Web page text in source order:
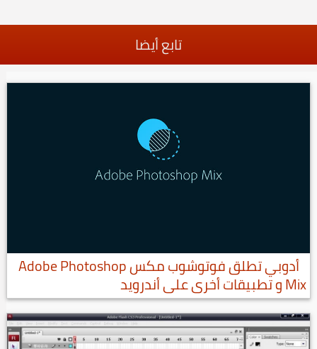
تابع أيضا
أدوبي تطلق فوتوشوب مكس Adobe Photoshop
Mix و تطبيقات أخرى على أندرويد